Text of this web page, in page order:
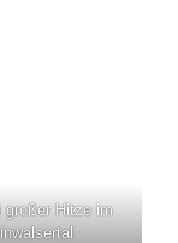
großer Hitze im